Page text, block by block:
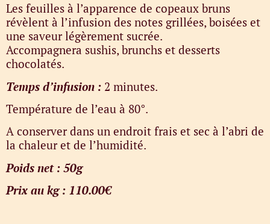
Les feuilles à l’apparence de copeaux bruns
révèlent à l’infusion des notes grillées, boisées et
une saveur légèrement sucrée.
Accompagnera sushis, brunchs et desserts
chocolatés.
Temps d’infusion : 2 minutes.
Température de l’eau à 80°.
A conserver dans un endroit frais et sec à l’abri de
la chaleur et de l’humidité.
Poids net : 50g
Prix au kg : 110.00€